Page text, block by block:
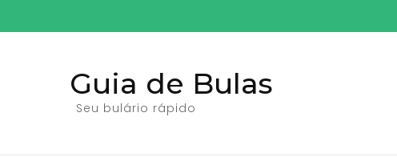
para
Guia de Bulas
Seu bulário rápido